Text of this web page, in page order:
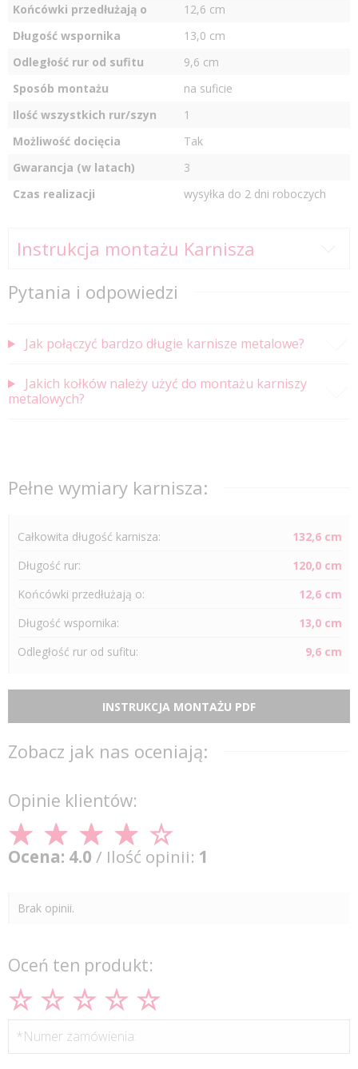
Końcówki przedłużają o
12,6 cm
Długość wspornika
13,0 cm
Odległość rur od sufitu
9,6 cm
Sposób montażu
na suficie
Ilość wszystkich rur/szyn
1
Możliwość docięcia
Tak
Gwarancja (w latach)
3
Czas realizacji
wysyłka do 2 dni roboczych
Instrukcja montażu Karnisza
Pytania i odpowiedzi
Jak połączyć bardzo długie karnisze metalowe?
Jakich kołków należy użyć do montażu karniszy
metalowych?
Pełne wymiary karnisza:
Całkowita długość karnisza:
132,6 cm
Długość rur:
120,0 cm
Końcówki przedłużają o:
12,6 cm
Długość wspornika:
13,0 cm
Odległość rur od sufitu: 9,6 cm
INSTRUKCJA MONTAŻU PDF
Zobacz jak nas oceniają:
Opinie klientów:
Ocena: 4.0 / Ilość opinii: 1
Brak opinii.
Oceń ten produkt:
*Numer zamówienia: